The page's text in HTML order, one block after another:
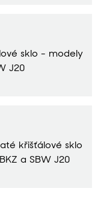
sklo - modely
J20
křišťálové sklo
a SBW J20